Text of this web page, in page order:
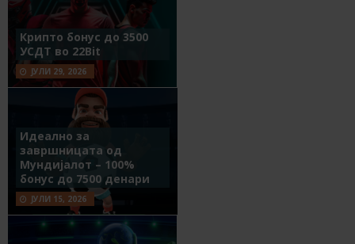
Крипто бонус до 3500
УСДТ во 22Bit
ЈУЛИ 29, 2026
Идеално за
завршницата од
Мундијалот – 100%
бонус до 7500 денари
ЈУЛИ 15, 2026